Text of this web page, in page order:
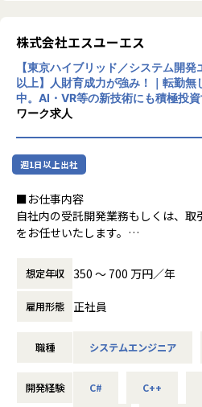
第三者と相談の上、キャリ
アアップに向けた計画立案を行う
▼評価制度について
・成果だけでなく「行動目標」との
的視点から総合的に判断して正当に
▼特徴
・当社では、定時退社を推奨して
プライベートも充実できる環境です。
・研修制度や経験豊富な先輩エンジ
で困ったときも、すぐに相談・学べ
・エンジニア専任のサポート担当が
の実現実績有！
株式会社エスユーエス
【東京ハイブリッド／システム開
以上】人財育成力が強み！｜転勤
中。AI・VR等の新技術にも積極投資
ワーク求人
週1日以上出社
■お仕事内容
自社内の受託開発業務もしくは、
をお任せいたします。
きます。
◎勤務地においても通勤可能範囲を
エリアで相談させていただきます。
・基幹システム開発／C#、JavaScript
・Webアプリ開発／PHP、Java
想定年収 350 〜 700 万円／年
雇用形態 正社員
職種 システムエンジニア
開発経験 C# C++